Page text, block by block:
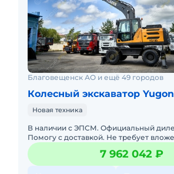
Благовещенск АО и ещё 49 городов
Колесный экскаватор
Новая техника
В наличии с ЭПСМ. Официальный
Помогу с доставкой. Не требует
эксплуатации. Возможна продажа в
12 месяцев.
7 962 042 ₽